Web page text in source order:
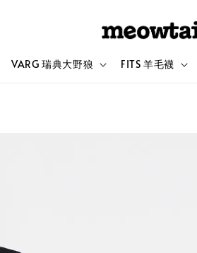
VARG 瑞典大野狼 FITS 羊毛襪